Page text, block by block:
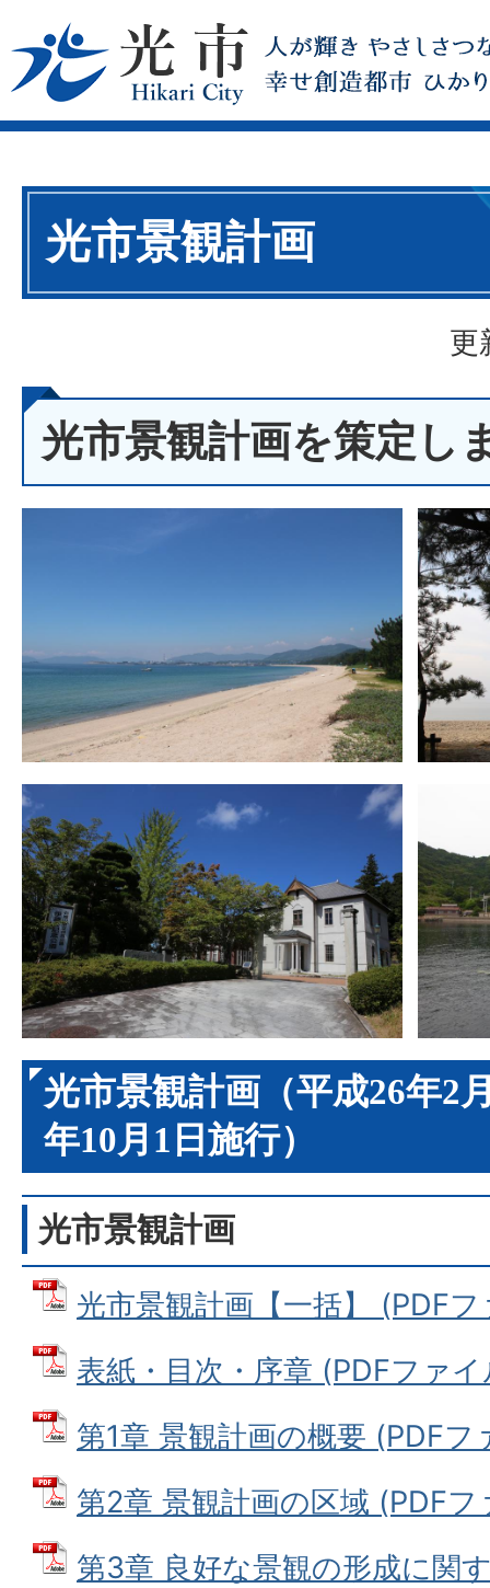
光市景観計画
更
光市景観計画を策定し
光市景観計画（平成26年2
年10月1日施行）
光市景観計画
光市景観計画【一括】 (PDF
表紙・目次・序章 (PDFファ
第1章 景観計画の概要 (PDFフ
第2章 景観計画の区域 (PDF
第3章 良好な景観の形成に関